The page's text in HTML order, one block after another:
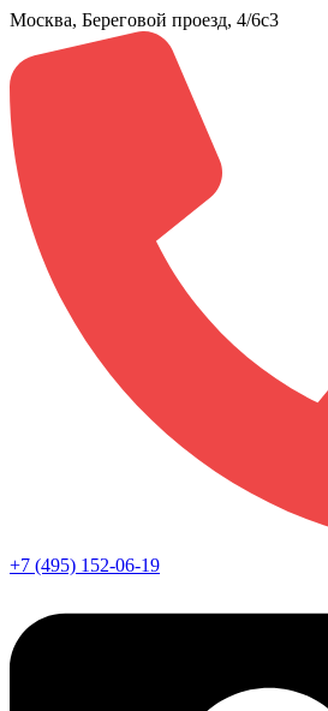
Москва, Береговой проезд, 4/6с3
+7 (495) 152-06-19